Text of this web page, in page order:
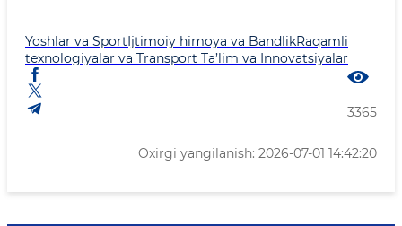
Yoshlar va SportIjtimoiy himoya va BandlikRaqamli
texnologiyalar va Transport Ta’lim va Innovatsiyalar
3365
Oxirgi yangilanish: 2026-07-01 14:42:20